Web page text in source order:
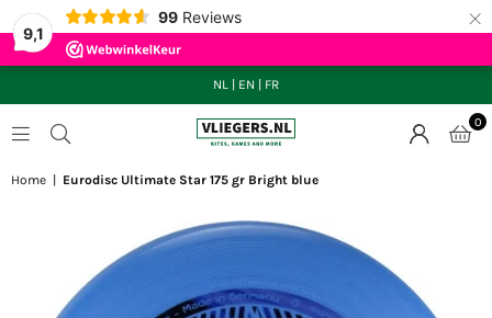
9,1
99 Reviews ×
NL EN FR
0
Home Eurodisc Ultimate Star 175 gr Bright blue